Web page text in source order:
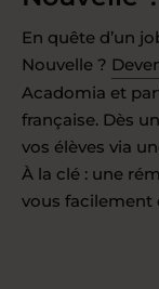
En quête d’un
Nouvelle ?
Acadomia et
française. Dès
vos élèves via
À la clé : une
vous facilement